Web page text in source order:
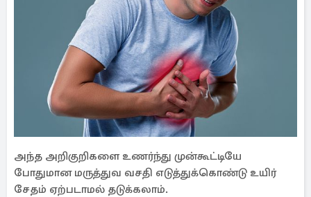
அந்த அறிகுறிகளை உணர்ந்து முன்கூட்டியே
போதுமான மருத்துவ வசதி எடுத்துக்கொண்டு உயிர்
சேதம் ஏற்படாமல் தடுக்கலாம்.